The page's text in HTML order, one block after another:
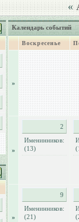
«
Календарь событий
Воскресенье
»
»
2
Именинников:
(13)
»
9
Именинников:
(21)